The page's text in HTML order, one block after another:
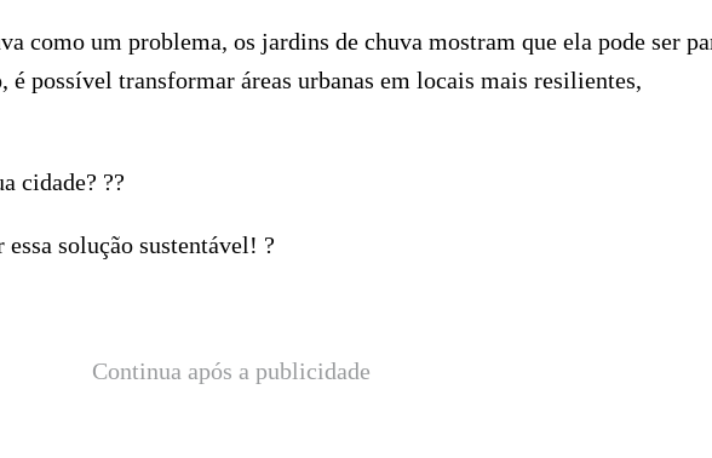
como um problema, os jardins de chuva mostram que ela pode ser
é possível transformar áreas urbanas em locais mais resilientes,
cidade? ??
solução sustentável! ?
Continua após a publicidade